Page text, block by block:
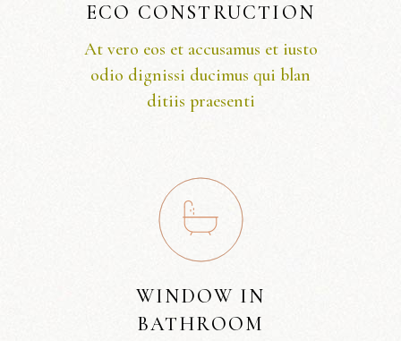
ECO CONSTRUCTION
At vero eos et accusamus et iusto
odio dignissi ducimus qui blan
ditiis praesenti
WINDOW IN
BATHROOM